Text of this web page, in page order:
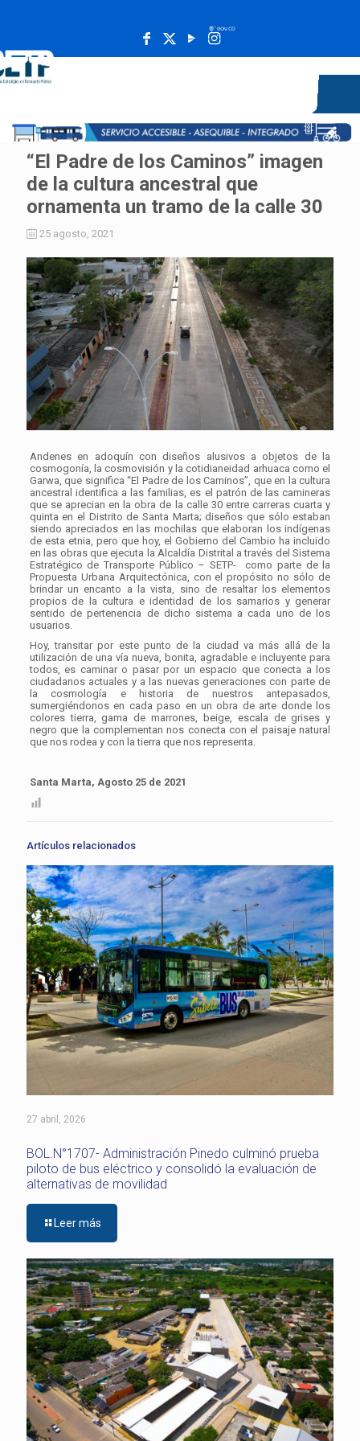
“El Padre de los Caminos” imagen
de la cultura ancestral que
ornamenta un tramo de la calle 30
25 agosto, 2021
Andenes en adoquín con diseños alusivos a objetos de la
cosmogonía, la cosmovisión y la cotidianeidad arhuaca como el
Garwa, que significa “El Padre de los Caminos”, que en la cultura
ancestral identifica a las familias, es el patrón de las camineras
que se aprecian en la obra de la calle 30 entre carreras cuarta y
quinta en el Distrito de Santa Marta; diseños que sólo estaban
siendo apreciados en las mochilas que elaboran los indígenas
de esta etnia, pero que hoy, el Gobierno del Cambio ha incluido
en las obras que ejecuta la Alcaldía Distrital a través del Sistema
Estratégico de Transporte Público – SETP- como parte de la
Propuesta Urbana Arquitectónica, con el propósito no sólo de
brindar un encanto a la vista, sino de resaltar los elementos
propios de la cultura e identidad de los samarios y generar
sentido de pertenencia de dicho sistema a cada uno de los
usuarios.
Hoy, transitar por este punto de la ciudad va más allá de la
utilización de una vía nueva, bonita, agradable e incluyente para
todos, es caminar o pasar por un espacio que conecta a los
ciudadanos actuales y a las nuevas generaciones con parte de
la cosmología e historia de nuestros antepasados,
sumergiéndonos en cada paso en un obra de arte donde los
colores tierra, gama de marrones, beige, escala de grises y
negro que la complementan nos conecta con el paisaje natural
que nos rodea y con la tierra que nos representa.
Santa Marta, Agosto 25 de 2021
Artículos relacionados
27 abril, 2026
BOL.N°1707- Administración Pinedo culminó prueba
piloto de bus eléctrico y consolidó la evaluación de
alternativas de movilidad
Leer más